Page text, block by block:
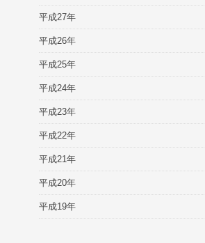
平成27年
平成26年
平成25年
平成24年
平成23年
平成22年
平成21年
平成20年
平成19年